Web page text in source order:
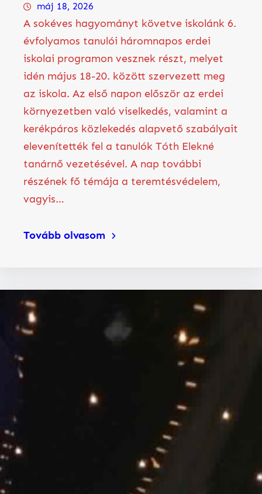
máj 18, 2026
A sokéves hagyományt követve iskolánk 6.
évfolyamos tanulói háromnapos erdei
iskolai programon vesznek részt, melyet
idén május 18-20. között szervezett meg
az iskola. Az első napon először az erdei
környezetben való viselkedés, valamint a
kerékpáros közlekedés alapvető szabályait
elevenítették fel a tanulók Tóth Elekné
tanárnő vezetésével. A nap további
részének fő témája a teremtésvédelem,
vagyis…
Tovább olvasom